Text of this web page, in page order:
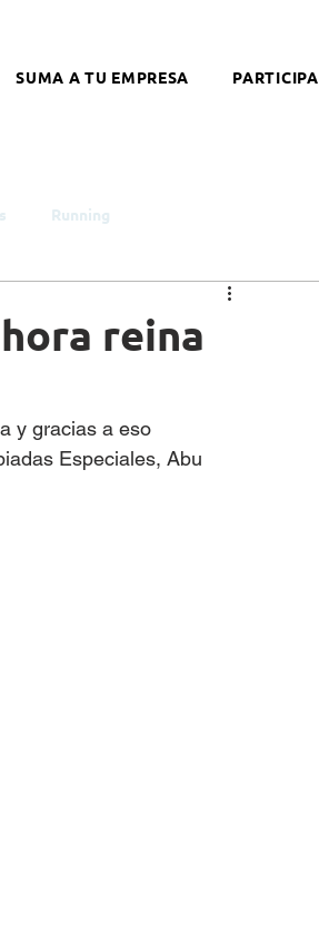
SUMA A TU EMPRESA PARTICIPA
Running
Género
reina
y gracias a eso
Especiales, Abu